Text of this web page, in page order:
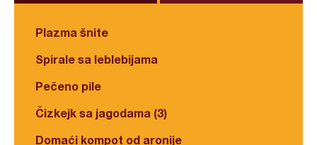
Plazma šnite
Spirale sa leblebijama
Pečeno pile
Čizkejk sa jagodama (3)
Domaći kompot od aronije